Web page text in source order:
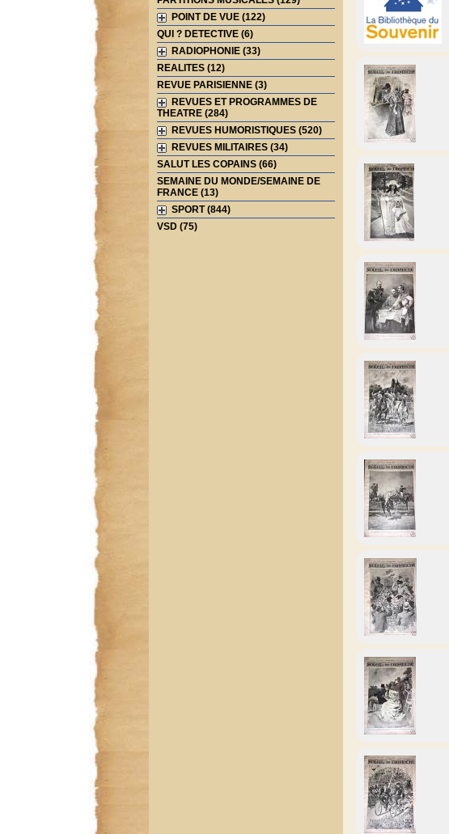
POINT DE VUE (122)
QUI ? DETECTIVE (6)
RADIOPHONIE (33)
REALITES (12)
REVUE PARISIENNE (3)
REVUES ET PROGRAMMES DE
THEATRE (284)
REVUES HUMORISTIQUES (520)
REVUES MILITAIRES (34)
SALUT LES COPAINS (66)
SEMAINE DU MONDE/SEMAINE DE
FRANCE (13)
SPORT (844)
VSD (75)